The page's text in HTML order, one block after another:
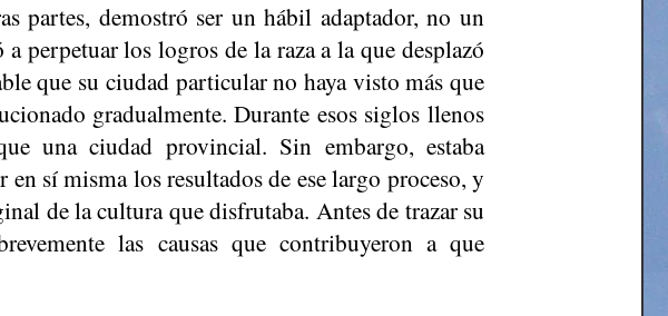
partes, demostró ser un hábil adaptador, no un
perpetuar los logros de la raza a la que desplazó
que su ciudad particular no haya visto más que
gradualmente. Durante esos siglos llenos
una ciudad provincial. Sin embargo, estaba
en sí misma los resultados de ese largo proceso, y
de la cultura que disfrutaba. Antes de trazar su
las causas que contribuyeron a que